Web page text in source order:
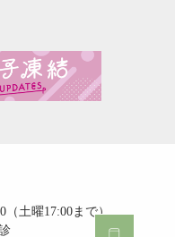
（土曜17:00まで）